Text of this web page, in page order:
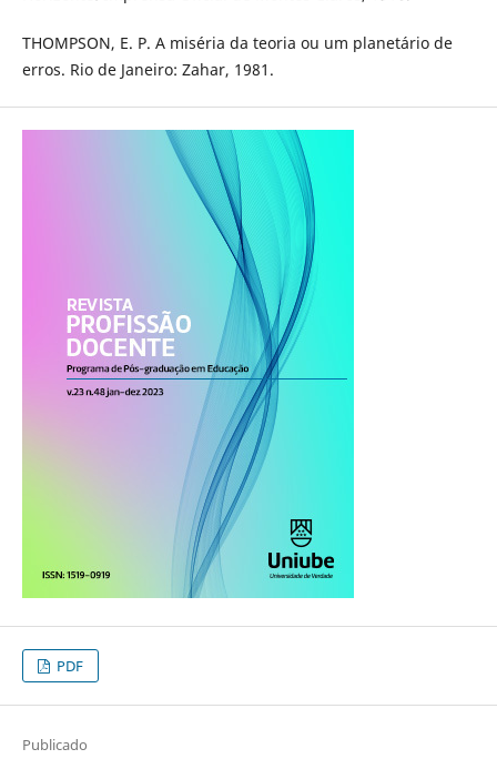
THOMPSON, E. P. A miséria da teoria ou um planetário de
erros. Rio de Janeiro: Zahar, 1981.
PDF
Publicado